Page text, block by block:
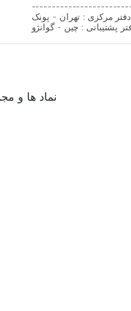
دفتر مرکزی : تهران - پونک
پشتیبانی : چین - گوانژو
نماد ها و